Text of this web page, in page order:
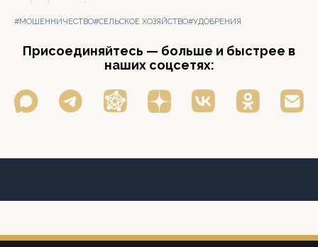
#МОШЕННИЧЕСТВО#СЕЛЬСКОЕ ХОЗЯЙСТВО#УДОБРЕНИЯ
Присоединяйтесь — больше и быстрее в
наших соцсетях: